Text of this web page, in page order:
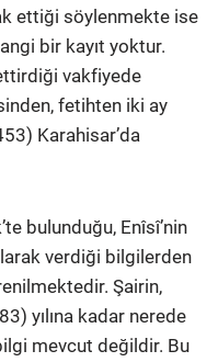
ettiği söylenmekte ise
bir kayıt yoktur.
vakfiyede
fetihten iki ay
Karahisar’da
bulunduğu, Enîsî’nin
verdiği bilgilerden
Şairin,
yılına kadar nerede
mevcut değildir. Bu